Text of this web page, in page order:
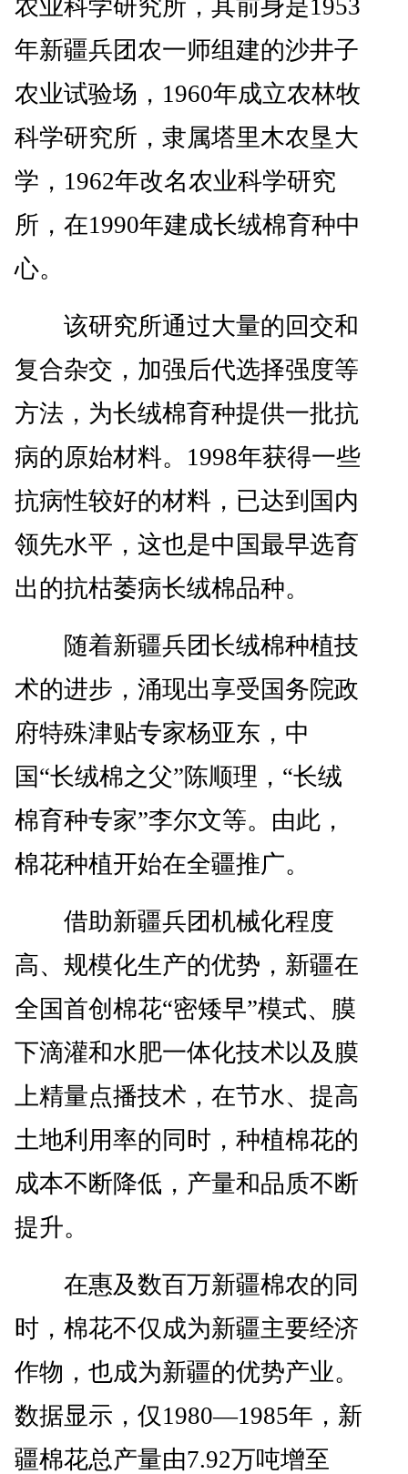
农业科学研究所，其前身是1953
年新疆兵团农一师组建的沙井子
农业试验场，1960年成立农林牧
科学研究所，隶属塔里木农垦大
学，1962年改名农业科学研究
所，在1990年建成长绒棉育种中
心。
该研究所通过大量的回交和
复合杂交，加强后代选择强度等
方法，为长绒棉育种提供一批抗
病的原始材料。1998年获得一些
抗病性较好的材料，已达到国内
领先水平，这也是中国最早选育
出的抗枯萎病长绒棉品种。
随着新疆兵团长绒棉种植技
术的进步，涌现出享受国务院政
府特殊津贴专家杨亚东，中
国“长绒棉之父”陈顺理，“长绒
棉育种专家”李尔文等。由此，
棉花种植开始在全疆推广。
借助新疆兵团机械化程度
高、规模化生产的优势，新疆在
全国首创棉花“密矮早”模式、膜
下滴灌和水肥一体化技术以及膜
上精量点播技术，在节水、提高
土地利用率的同时，种植棉花的
成本不断降低，产量和品质不断
提升。
在惠及数百万新疆棉农的同
时，棉花不仅成为新疆主要经济
作物，也成为新疆的优势产业。
数据显示，仅1980—1985年，新
疆棉花总产量由7.92万吨增至